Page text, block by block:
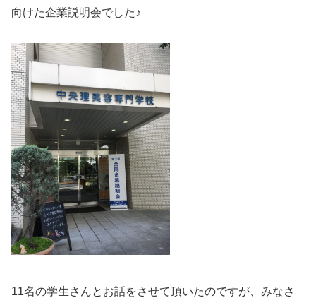
向けた企業説明会でした♪
11名の学生さんとお話をさせて頂いたのですが、みなさ